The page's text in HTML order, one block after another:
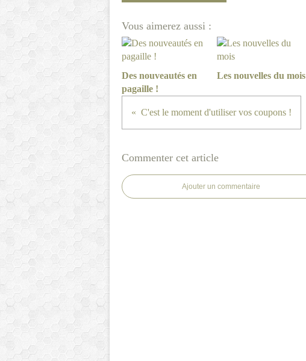
Vous aimerez aussi :
Des nouveautés en
pagaille !
Les nouvelles du mois
C'est le moment d'utiliser vos coupons !
Commenter cet article
Ajouter un commentaire